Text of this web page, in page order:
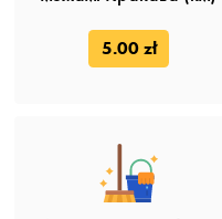
5.00 zł